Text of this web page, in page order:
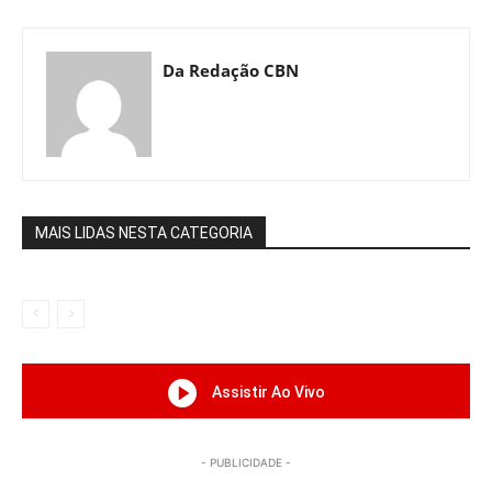
Da Redação CBN
MAIS LIDAS NESTA CATEGORIA
Assistir Ao Vivo
- PUBLICIDADE -